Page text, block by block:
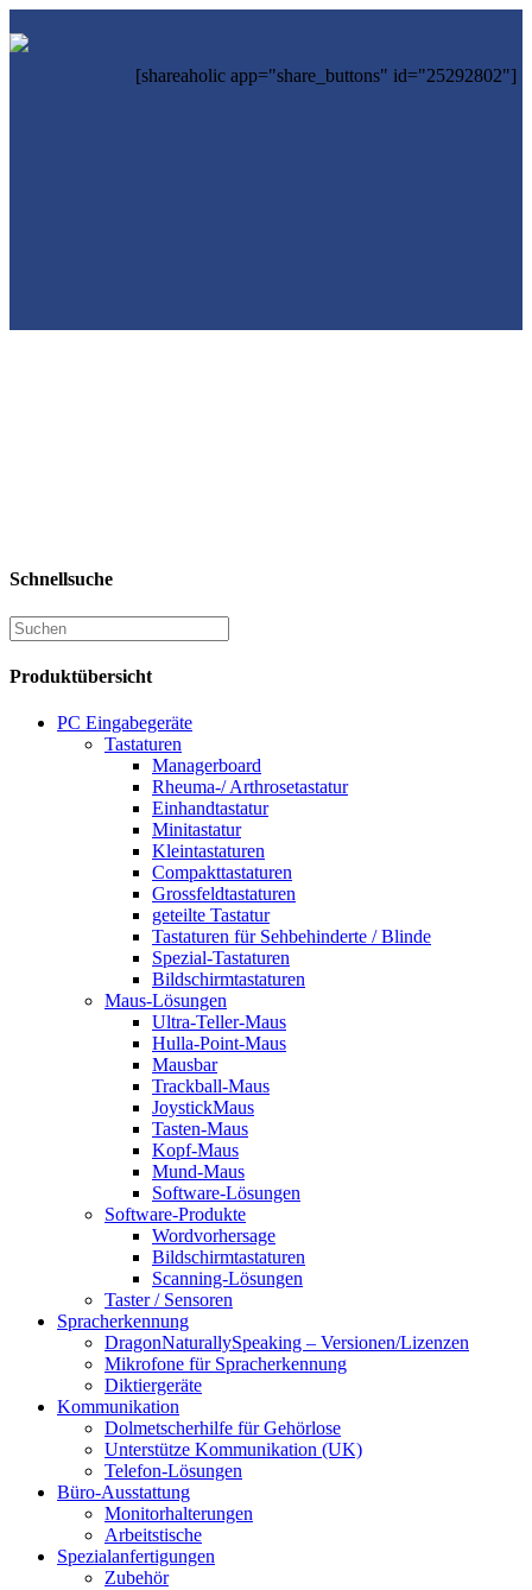
[shareaholic app="share_buttons" id="25292802"]
Schnellsuche
Produktübersicht
PC Eingabegeräte
Tastaturen
Managerboard
Rheuma-/ Arthrosetastatur
Einhandtastatur
Minitastatur
Kleintastaturen
Compakttastaturen
Grossfeldtastaturen
geteilte Tastatur
Tastaturen für Sehbehinderte / Blinde
Spezial-Tastaturen
Bildschirmtastaturen
Maus-Lösungen
Ultra-Teller-Maus
Hulla-Point-Maus
Mausbar
Trackball-Maus
JoystickMaus
Tasten-Maus
Kopf-Maus
Mund-Maus
Software-Lösungen
Software-Produkte
Wordvorhersage
Bildschirmtastaturen
Scanning-Lösungen
Taster / Sensoren
Spracherkennung
DragonNaturallySpeaking – Versionen/Lizenzen
Mikrofone für Spracherkennung
Diktiergeräte
Kommunikation
Dolmetscherhilfe für Gehörlose
Unterstütze Kommunikation (UK)
Telefon-Lösungen
Büro-Ausstattung
Monitorhalterungen
Arbeitstische
Spezialanfertigungen
Zubehör